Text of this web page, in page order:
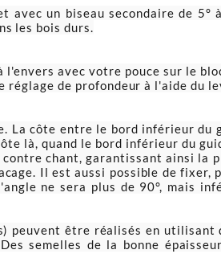
un biseau secondaire de
les bois durs.
avec votre pouce sur le
de profondeur à l'aide du
côte entre le bord inférieur du
là, quand le bord inférieur du
chant, garantissant ainsi la
Il est aussi possible de
ne sera plus de 90°, mais
peuvent être réalisés en utilisant
semelles de la bonne